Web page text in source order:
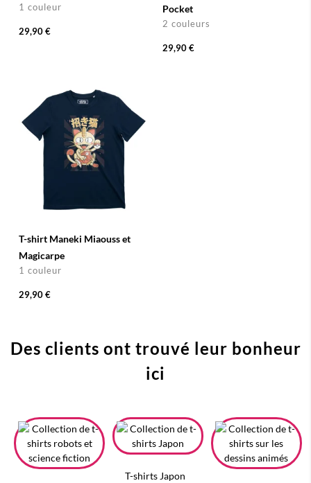
1 couleur
29,90 €
Pocket
2 couleurs
29,90 €
T-shirt Maneki Miaouss et
Magicarpe
1 couleur
29,90 €
Des clients ont trouvé leur bonheur
ici
T-shirts Japon